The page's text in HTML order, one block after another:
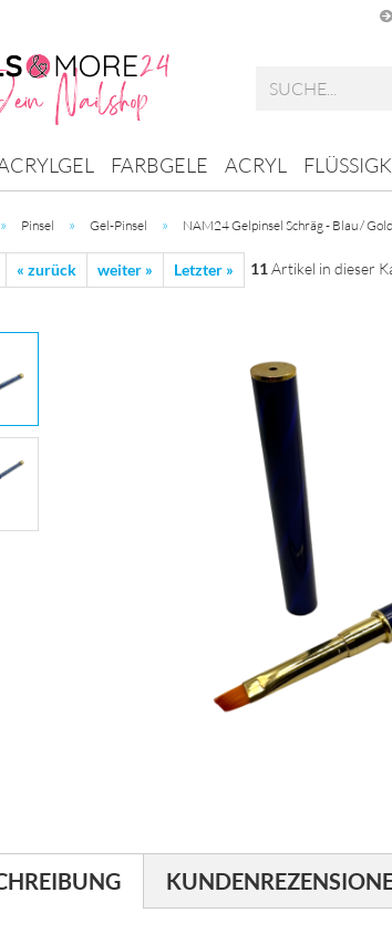
FARBGELE ACRYL
» Pinsel » Gel-Pinsel » NAM24 Gelpinsel Schräg - Blau / Gold
« zurück weiter » Letzter » 11Artikel in dieser